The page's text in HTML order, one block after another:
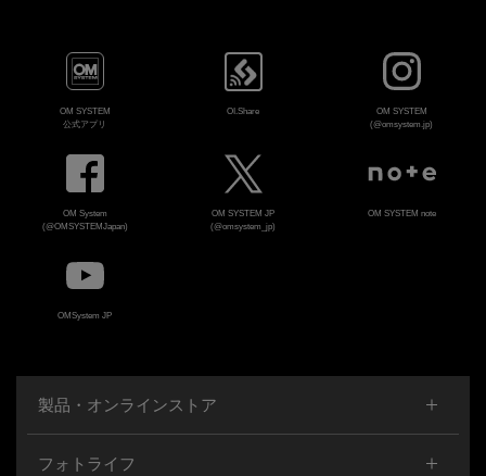
OM SYSTEM
公式アプリ
OI.Share
OM SYSTEM
(@omsystem.jp)
OM System
(@OMSYSTEMJapan)
OM SYSTEM JP
(@omsystem_jp)
OM SYSTEM note
OMSystem JP
製品・オンラインストア
フォトライフ